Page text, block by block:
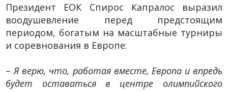
Президент ЕОК Спирос Капралос выразил
воодушевление перед предстоящим
периодом, богатым на масштабные турниры
и соревнования в Европе:
– Я верю, что, работая вместе, Европа и впредь
будет оставаться в центре олимпийского